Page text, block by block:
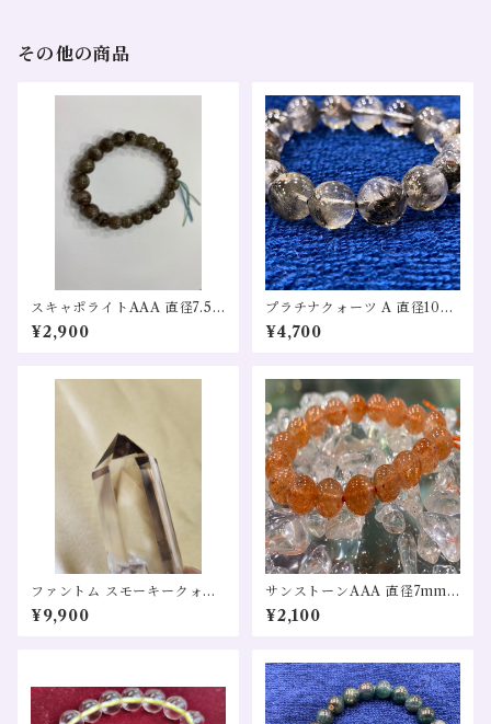
その他の商品
スキャポライトAAA 直径7.5m
m 粒売り 希少 天然石
¥2,900
プラチナクォーツ A 直径10㎜
希少・天然石 1粒売り
¥4,700
ファントム スモーキークォー
ツ ポイント (六角柱)
¥9,900
サンストーンAAA 直径7mm
希少 1粒売り
¥2,100